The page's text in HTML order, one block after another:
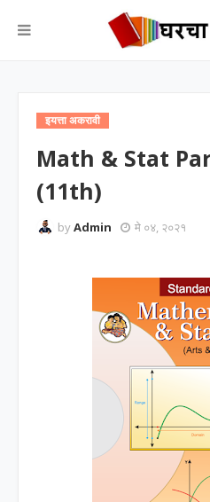
इयत्ता अकरावी
Math & Stat
(11th)
byAdmin मे ०४, २०२१